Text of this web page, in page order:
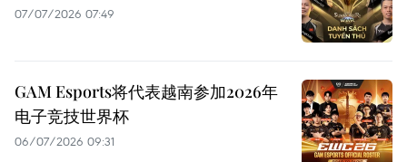
07/07/2026 07:49
GAM Esports将代表越南参加2026年
电子竞技世界杯
06/07/2026 09:31